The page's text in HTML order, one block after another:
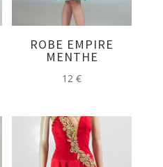
ROBE EMPIRE
MENTHE
12€